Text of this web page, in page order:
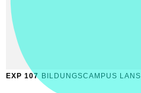
EXP 107 BILDUNGSCAMPUS LANS